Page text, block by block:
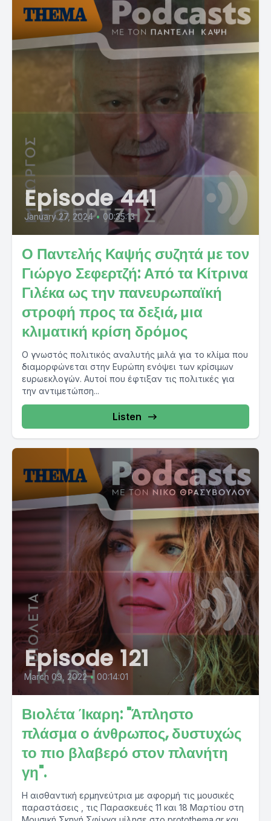
Episode 441
January 27, 2024 • 00:35:13
Ο Παντελής Καψής συζητά με τον
Γιώργο Σεφερτζή: Από τα Κίτρινα
Γιλέκα ως την πανευρωπαϊκή
στροφή προς τα δεξιά, μια
κλιματική κρίση δρόμος
Ο γνωστός πολιτικός αναλυτής μιλά για το κλίμα που
διαμορφώνεται στην Ευρώπη ενόψει των κρίσιμων
ευρωεκλογών. Αυτοί που έφτιξαν τις πολιτικές για
την αντιμετώπση...
Listen
Episode 121
March 09, 2022 • 00:14:01
Βιολέτα Ίκαρη: "Άπληστο
πλάσμα ο άνθρωπος, δυστυχώς
το πιο βλαβερό στον πλανήτη
γη".
Η αισθαντική ερμηνεύτρια με αφορμή τις μουσικές
παραστάσεις , τις Παρασκευές 11 και 18 Μαρτίου στη